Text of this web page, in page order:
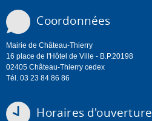
Coordonnées
Mairie de Château-Thierry
16 place de l'Hôtel de Ville - B.P.20198
02405 Château-Thierry cedex
Tél. 03 23 84 86 86
Horaires d'ouverture